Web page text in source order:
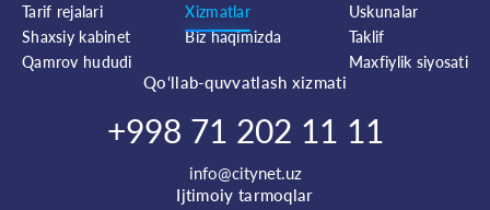
Tarif rejalari
Shaxsiy kabinet
Qamrov hududi
Xizmatlar
Biz haqimizda
Uskunalar
Taklif
Maxfiylik siyosati
Qo‘llab-quvvatlash xizmati
+998 71 202 11 11
info@citynet.uz
Ijtimoiy tarmoqlar